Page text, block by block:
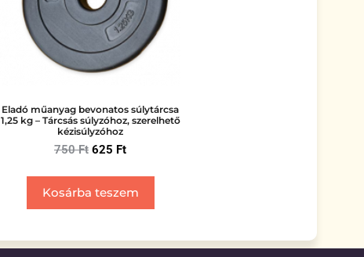
Eladó műanyag bevonatos súlytárcsa
1,25 kg – Tárcsás súlyzóhoz, szerelhető
kézisúlyzóhoz
750Ft 625 Ft
Kosárba teszem